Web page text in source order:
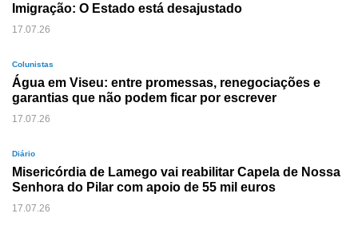
Imigração: O Estado está desajustado
17.07.26
Colunistas
Água em Viseu: entre promessas, renegociações e
garantias que não podem ficar por escrever
17.07.26
Diário
Misericórdia de Lamego vai reabilitar Capela de Nossa
Senhora do Pilar com apoio de 55 mil euros
17.07.26